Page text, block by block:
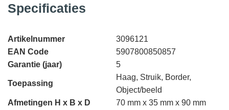
Specificaties
Artikelnummer
3096121
EAN Code
5907800850857
Garantie (jaar)
5
Toepassing
Haag, Struik, Border,
Object/beeld
Afmetingen H x B x D
70 mm x 35 mm x 90 mm